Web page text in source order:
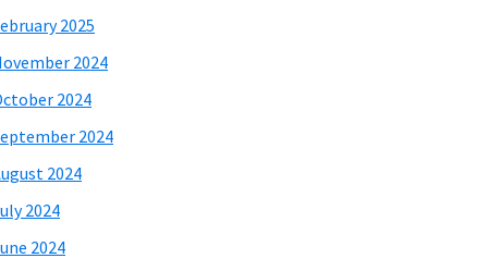
2025
2024
2024
2024
2024
2024
2024